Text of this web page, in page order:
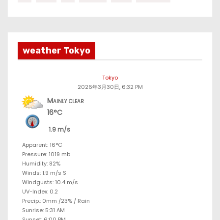
weather Tokyo
Tokyo
2026年3月30日, 6:32 PM
Mainly clear
16°C
1.9 m/s
Apparent: 16°C
Pressure: 1019 mb
Humidity: 82%
Winds: 1.9 m/s S
Windgusts: 10.4 m/s
UV-Index: 0.2
Precip.: 0mm /23% / Rain
Sunrise: 5:31 AM